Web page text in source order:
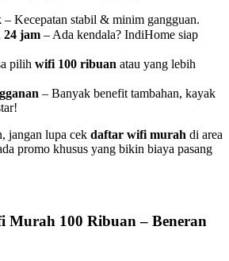
– Kecepatan stabil & minim gangguan.
24 jam – Ada kendala? IndiHome siap
pilih wifi 100 ribuan atau yang lebih
– Banyak benefit tambahan, kayak
jangan lupa cek daftar wifi murah di area
promo khusus yang bikin biaya pasang
Murah 100 Ribuan – Beneran